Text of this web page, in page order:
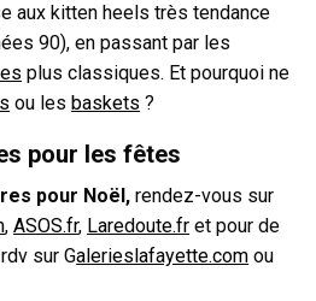
aux kitten heels très tendance
90), en passant par les
plus classiques. Et pourquoi ne
ou lesbaskets ?
pour les fêtes
pour Noël, rendez-vous sur
,ASOS.fr, Laredoute.fr et pour de
sur Galerieslafayette.com ou